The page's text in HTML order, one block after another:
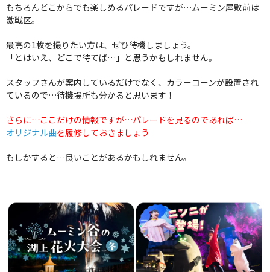
もちろんどこからでも楽しめるパレードですが…ムーミン屋敷前は
激戦区。
最高の1枚を撮りたい方は、ぜひ待機しましょう。
「とはいえ、どこで待てば…」と思うかもしれません。
スタッフさんが案内しているだけでなく、カラーコーンが設置され
ているので…待機場所も分かると思います！
さらに…ここだけの情報ですが…パレードを見るのであれば…
オリジナル曲を履修しておきましょう
もしかすると…良いことがあるかもしれません。